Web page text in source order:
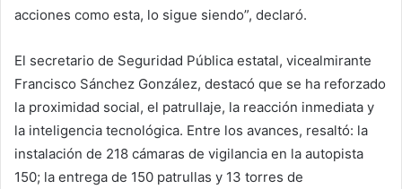
acciones como esta, lo sigue siendo”, declaró.
El secretario de Seguridad Pública estatal, vicealmirante
Francisco Sánchez González, destacó que se ha reforzado
la proximidad social, el patrullaje, la reacción inmediata y
la inteligencia tecnológica. Entre los avances, resaltó: la
instalación de 218 cámaras de vigilancia en la autopista
150; la entrega de 150 patrullas y 13 torres de